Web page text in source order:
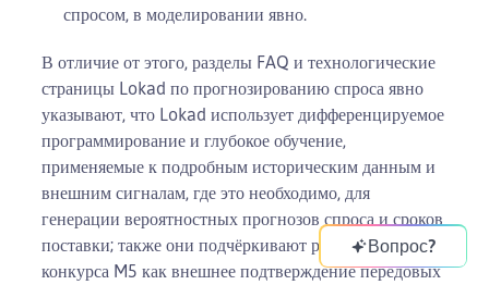
спросом, в моделировании явно.
В отличие от этого, разделы FAQ и технологические
страницы Lokad по прогнозированию спроса явно
указывают, что Lokad использует дифференцируемое
программирование и глубокое обучение,
применяемые к подробным историческим данным и
внешним сигналам, где это необходимо, для
генерации вероятностных прогнозов спроса и сроков
поставки; также они подчёркивают результаты
конкурса M5 как внешнее подтверждение передовых
Вопрос?